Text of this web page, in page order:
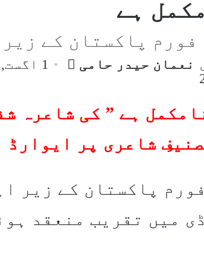
ہے
فورم پاکستان کے
نعمان حیدر حامی
Send
1 اگست, 2021
ہے ” کی شاعرہ
پاکستان کے زیر
میں تقریب منعقد